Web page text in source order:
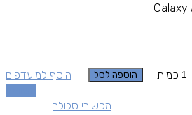
Galaxy
כמות
הוספה לסל
הוסף למועדפים
מכשירי סלולר